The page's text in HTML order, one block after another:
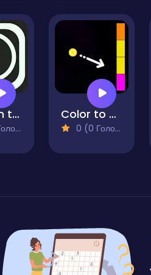
Jump in the Circle Color to Color
0 (0 Голосів)